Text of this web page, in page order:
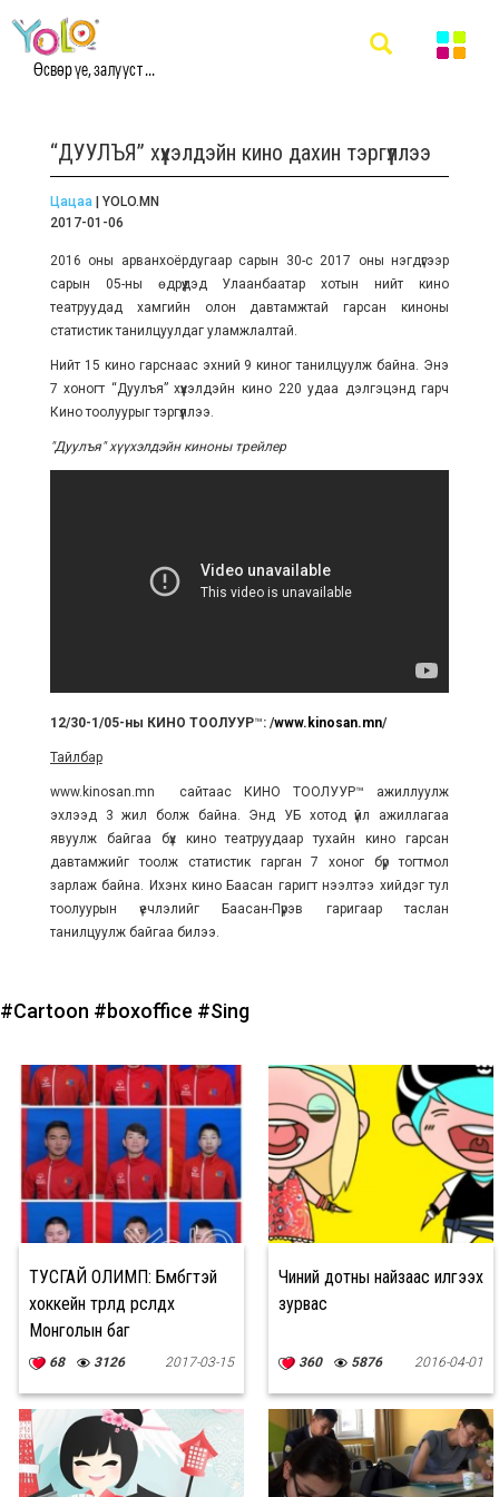
Өсвөр үе, залууст ...
“ДУУЛЪЯ” хүүхэлдэйн кино дахин тэргүүллээ
Цацаа| YOLO.MN
2017-01-06
2016 оны арванхоёрдугаар сарын 30-с 2017 оны нэгдүгээр
сарын 05-ны өдрүүдэд Улаанбаатар хотын нийт кино
театруудад хамгийн олон давтамжтай гарсан киноны
статистик танилцуулдаг уламжлалтай.
Нийт 15 кино гарснаас эхний 9 киног танилцуулж байна. Энэ
7 хоногт “Дуулъя” хүүхэлдэйн кино 220 удаа дэлгэцэнд гарч
Кино тоолуурыг тэргүүллээ.
"Дуулъя" хүүхэлдэйн киноны трейлер
12/30-1/05-ны КИНО ТООЛУУР™:/www.kinosan.mn/
Тайлбар
www.kinosan.mn сайтаас КИНО ТООЛУУР™ ажиллуулж
эхлээд 3 жил болж байна. Энд УБ хотод үйл ажиллагаа
явуулж байгаа бүх кино театруудаар тухайн кино гарсан
давтамжийг тоолж статистик гарган 7 хоног бүр тогтмол
зарлаж байна. Ихэнх кино Баасан гаригт нээлтээ хийдэг тул
тоолуурын үечлэлийг Баасан-Пүрэв гаригаар таслан
танилцуулж байгаа билээ.
#Cartoon #boxoffice #Sing
ТУСГАЙ ОЛИМП: Бөмбөгтэй
хоккейн төрөлд өрсөлдөх
Монголын баг
68 3126 2017-03-15
Чиний дотны найзаас илгээх
зурвас
360 5876 2016-04-01